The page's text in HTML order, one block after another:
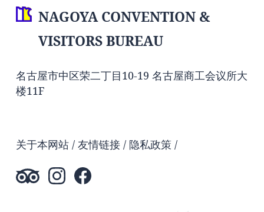
NAGOYA CONVENTION &
VISITORS BUREAU
名古屋市中区荣二丁目10-19 名古屋商工会议所大
楼11F
关于本网站 友情链接 隐私政策